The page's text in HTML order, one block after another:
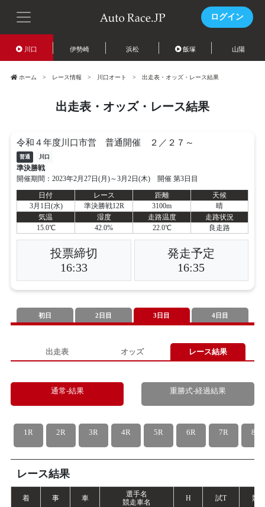
ログイン
川口 伊勢崎 浜松 飯塚 山陽
ホーム レース情報 川口オート 出走表・オッズ・レース結果
出走表・オッズ・レース結果
令和４年度川口市営 普通開催 ２／２７～
普通 川口
準決勝戦
開催期間：2023年2月27日(月)～3月2日(木) 開催 第3日目
日付
レース 距離
天候
3月1日(水)
準決勝戦12R 3100m
晴
気温
湿度 走路温度
走路状況
15.0℃
42.0% 22.0℃ 良走路
投票締切
16:33
発走予定
16:35
初日 2日目 3日目 4日目
出走表 オッズ レース結果
通常-結果 重勝式-経過結果
1R 2R 3R 4R 5R 6R 7R 8R
レース結果
着 事 車
選手名
競走車名
H 試T 競